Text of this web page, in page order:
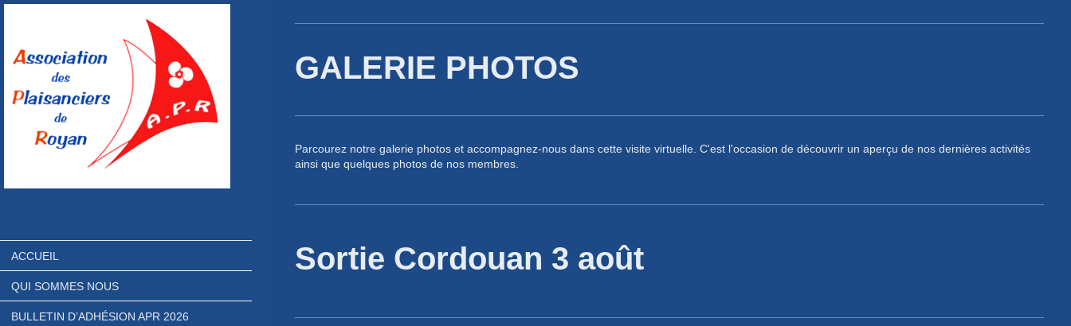
ACCUEIL
QUI SOMMES NOUS
BULLETIN D’ADHÉSION APR 2026
GALERIE PHOTOS
Parcourez notre galerie photos et accompagnez-nous dans cette visite virtuelle. C'est l'occasion de découvrir un aperçu de nos dernières activités
ainsi que quelques photos de nos membres.
Sortie Cordouan 3 août